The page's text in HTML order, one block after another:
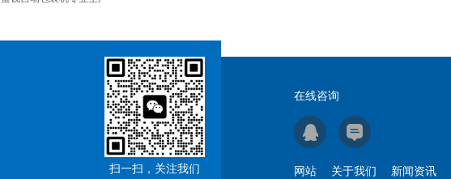
扫一扫，关注我们
在线咨询
网站 关于我们 新闻资讯